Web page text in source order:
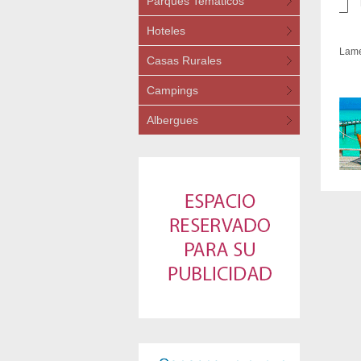
Hoteles
Casas Rurales
Campings
Albergues